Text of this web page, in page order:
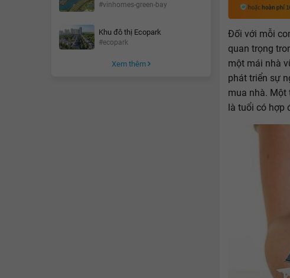
#vinhomes-green-bay
Khu đô thị Ecopark
#ecopark
Xem thêm
Đối với mỗi
quan trọng
một mái nhà
phát triển sự
mua nhà. Một
là tuổi có hợp